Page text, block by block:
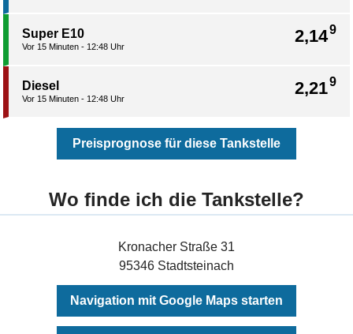
2,149
Super E10
Vor 15 Minuten - 12:48 Uhr
2,219
Diesel
Vor 15 Minuten - 12:48 Uhr
Preisprognose für diese Tankstelle
Wo finde ich die Tankstelle?
Kronacher Straße 31
95346 Stadtsteinach
Navigation mit Google Maps starten